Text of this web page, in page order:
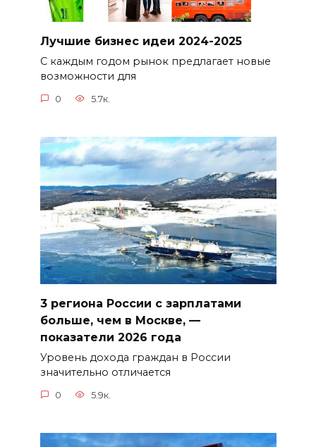
Лучшие бизнес идеи 2024-2025
С каждым годом рынок предлагает новые
возможности для
0 5.7к.
3 региона России с зарплатами
больше, чем в Москве, —
показатели 2026 года
Уровень дохода граждан в России
значительно отличается
0 5.9к.